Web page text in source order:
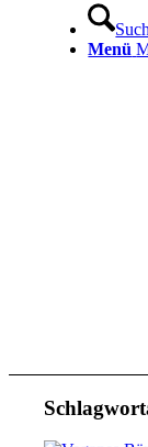
Menü